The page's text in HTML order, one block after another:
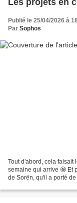
Publié le 25/04/2026 à
Par Sophos
Tout d'abord, cela faisait
semaine qui arrive 🤩 Et
de Sorën, qu'il a porté